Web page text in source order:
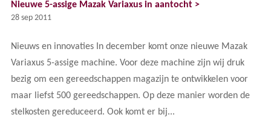
Nieuwe 5-assige Mazak Variaxus in aantocht >
28 sep 2011
Nieuws en innovaties In december komt onze nieuwe Mazak
Variaxus 5-assige machine. Voor deze machine zijn wij druk
bezig om een gereedschappen magazijn te ontwikkelen voor
maar liefst 500 gereedschappen. Op deze manier worden de
stelkosten gereduceerd. Ook komt er bij...